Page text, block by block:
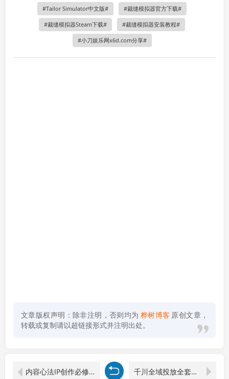
Tailor Simulator中文版 裁缝模拟器官方下载
裁缝模拟器Steam下载 裁缝模拟器安装教程
小刀娱乐网x6d.com分享
文章版权声明：除非注明，否则均为 桦树博客 原创文章，
转载或复制请以超链接形式并注明出处。
内容心法IP创作必修课：40万博主亲授创作逻辑，读懂短视频算法，破解流量低迷涨粉难题 千川全域投放全套教学，独家全域叠投抢量玩法，搭配抖+投流，解决计划消耗慢不起量难题